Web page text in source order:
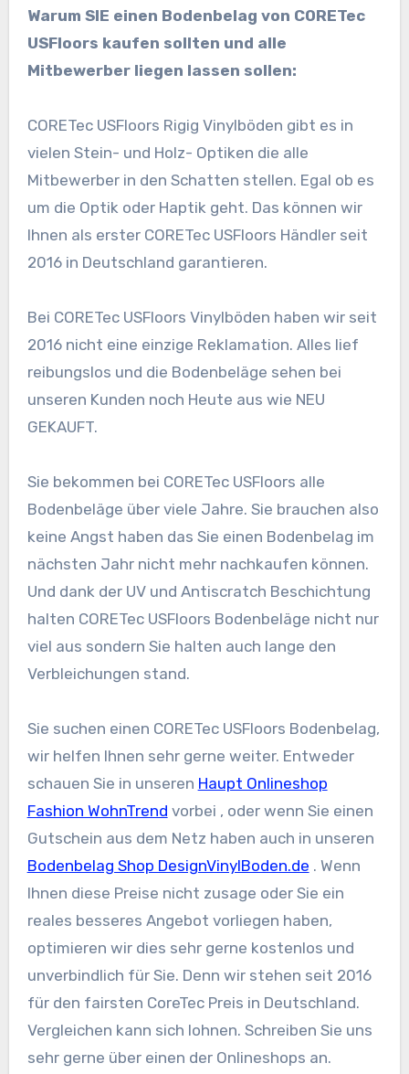
Warum SIE einen Bodenbelag von CORETec
USFloors kaufen sollten und alle
Mitbewerber liegen lassen sollen:
CORETec USFloors Rigig Vinylböden gibt es in
vielen Stein- und Holz- Optiken die alle
Mitbewerber in den Schatten stellen. Egal ob es
um die Optik oder Haptik geht. Das können wir
Ihnen als erster CORETec USFloors Händler seit
2016 in Deutschland garantieren.
Bei CORETec USFloors Vinylböden haben wir seit
2016 nicht eine einzige Reklamation. Alles lief
reibungslos und die Bodenbeläge sehen bei
unseren Kunden noch Heute aus wie NEU
GEKAUFT.
Sie bekommen bei CORETec USFloors alle
Bodenbeläge über viele Jahre. Sie brauchen also
keine Angst haben das Sie einen Bodenbelag im
nächsten Jahr nicht mehr nachkaufen können.
Und dank der UV und Antiscratch Beschichtung
halten CORETec USFloors Bodenbeläge nicht nur
viel aus sondern Sie halten auch lange den
Verbleichungen stand.
Sie suchen einen CORETec USFloors Bodenbelag,
wir helfen Ihnen sehr gerne weiter. Entweder
schauen Sie in unseren Haupt Onlineshop
Fashion WohnTrend vorbei , oder wenn Sie einen
Gutschein aus dem Netz haben auch in unseren
Bodenbelag Shop DesignVinylBoden.de . Wenn
Ihnen diese Preise nicht zusage oder Sie ein
reales besseres Angebot vorliegen haben,
optimieren wir dies sehr gerne kostenlos und
unverbindlich für Sie. Denn wir stehen seit 2016
für den fairsten CoreTec Preis in Deutschland.
Vergleichen kann sich lohnen. Schreiben Sie uns
sehr gerne über einen der Onlineshops an.